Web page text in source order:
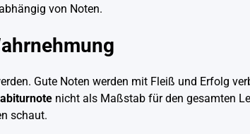
von Noten.
Gute Noten werden mit Fleiß und Erfolg
nicht als Maßstab für den gesamten
schaut.